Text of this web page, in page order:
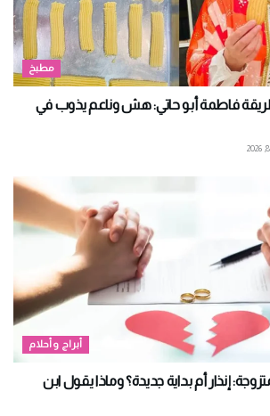
مطبخ
فاطمة أبو حاتي: هش وناعم يذوب في
أبراج وأحلام
إنذار أم بداية جديدة؟ وماذا يقول ابن